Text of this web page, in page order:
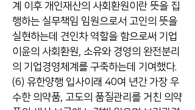
계 이후 개인재산의 사회환원이란 뜻을 집
행하는 실무책임 임원으로서 고인의 뜻을
실현하는데 견인차 역할을 함으로써 기업
이윤의 사회환원, 소유와 경영의 완전분리
의 기업경영체계를 구축하는데 기여했다.
(6) 유한양행 입사이래 40여 년간 가장 우
수한 의약품, 고도의 품질관리를 거친 의약